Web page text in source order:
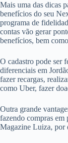
Mais uma das dicas
benefícios do seu
programa de
contas vão gerar
benefícios, bem
O cadastro pode ser
diferenciais em
fazer recargas,
como Uber, fazer
Outra grande
fazendo compras em
Magazine Luiza, por